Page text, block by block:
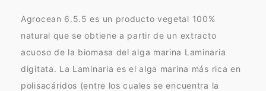
Agrocean 6.5.5 es un producto vegetal 100%
natural que se obtiene a partir de un extracto
acuoso de la biomasa del alga marina Laminaria
digitata. La Laminaria es el alga marina más rica en
polisacáridos (entre los cuales se encuentra la